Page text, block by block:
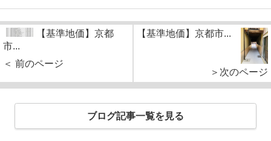
【基準地価】京都
市...
＜ 前のページ
【基準地価】京都市...
＞次のページ
ブログ記事一覧を見る